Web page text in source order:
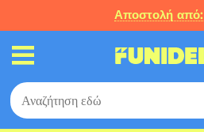
Αποστολή από: